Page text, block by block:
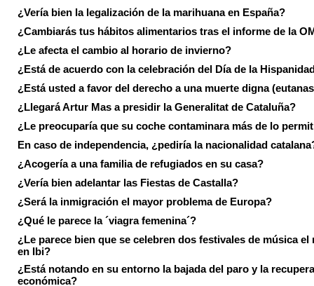
¿Vería bien la legalización de la marihuana en España?
¿Cambiarás tus hábitos alimentarios tras el informe de la
¿Le afecta el cambio al horario de invierno?
¿Está de acuerdo con la celebración del Día de la
¿Está usted a favor del derecho a una muerte digna
¿Llegará Artur Mas a presidir la Generalitat de Cataluña?
¿Le preocuparía que su coche contaminara más de lo
En caso de independencia, ¿pediría la nacionalidad
¿Acogería a una familia de refugiados en su casa?
¿Vería bien adelantar las Fiestas de Castalla?
¿Será la inmigración el mayor problema de Europa?
¿Qué le parece la ´viagra femenina´?
¿Le parece bien que se celebren dos festivales de música el
en Ibi?
¿Está notando en su entorno la bajada del paro y la
económica?